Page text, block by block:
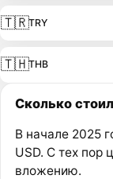
🇹🇷TRY
🇹🇭THB
Сколько
В начале 2025
USD. С тех пор
вложению.